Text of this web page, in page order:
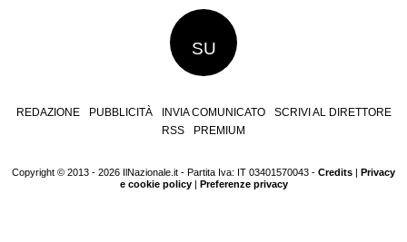
SU
REDAZIONE PUBBLICITÀ INVIA COMUNICATO
SCRIVI AL DIRETTORE
RSS
PREMIUM
Copyright © 2013 - 2026 IlNazionale.it - Partita Iva: IT 03401570043 - Credits
Privacy
e cookie policy| Preferenze privacy